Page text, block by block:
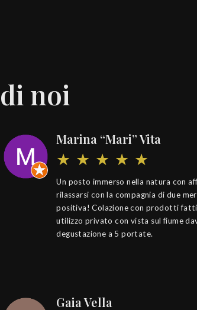
noi
Marina “Mari” Vita
Un posto immerso nella natura con
rilassarsi con la compagnia di due
positiva! Colazione con prodotti
utilizzo privato con vista sul fiume
degustazione a 5 portate.
Gaia Vella